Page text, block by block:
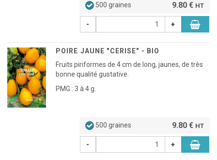
500 graines 9.80 € HT
- +
POIRE JAUNE "CERISE" - BIO
Fruits piriformes de 4 cm de long, jaunes, de très
bonne qualité gustative.
PMG : 3 à 4 g.
500 graines 9.80 € HT
- +